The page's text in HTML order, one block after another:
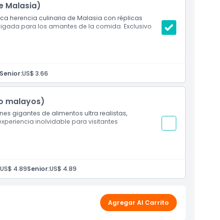
Malasia)
herencia culinaria de Malasia con réplicas
para los amantes de la comida. Exclusivo
Senior:US$ 3.66
malayos)
gigantes de alimentos ultra realistas,
inolvidable para visitantes
US$ 4.89Senior:US$ 4.89
Agregar Al Carrito